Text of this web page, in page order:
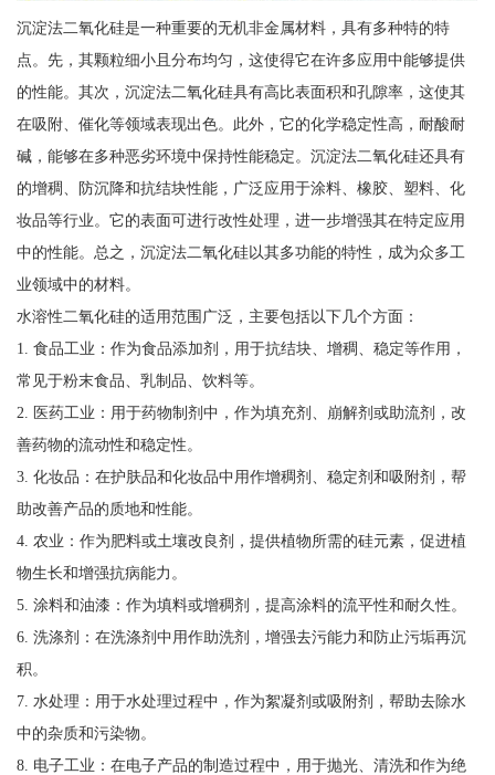
沉淀法二氧化硅是一种重要的无机非金属材料，具有多种特的特
点。先，其颗粒细小且分布均匀，这使得它在许多应用中能够提供
的性能。其次，沉淀法二氧化硅具有高比表面积和孔隙率，这使其
在吸附、催化等领域表现出色。此外，它的化学稳定性高，耐酸耐
碱，能够在多种恶劣环境中保持性能稳定。沉淀法二氧化硅还具有
的增稠、防沉降和抗结块性能，广泛应用于涂料、橡胶、塑料、化
妆品等行业。它的表面可进行改性处理，进一步增强其在特定应用
中的性能。总之，沉淀法二氧化硅以其多功能的特性，成为众多工
业领域中的材料。
水溶性二氧化硅的适用范围广泛，主要包括以下几个方面：
1. 食品工业：作为食品添加剂，用于抗结块、增稠、稳定等作用，
常见于粉末食品、乳制品、饮料等。
2. 医药工业：用于药物制剂中，作为填充剂、崩解剂或助流剂，改
善药物的流动性和稳定性。
3. 化妆品：在护肤品和化妆品中用作增稠剂、稳定剂和吸附剂，帮
助改善产品的质地和性能。
4. 农业：作为肥料或土壤改良剂，提供植物所需的硅元素，促进植
物生长和增强抗病能力。
5. 涂料和油漆：作为填料或增稠剂，提高涂料的流平性和耐久性。
6. 洗涤剂：在洗涤剂中用作助洗剂，增强去污能力和防止污垢再沉
积。
7. 水处理：用于水处理过程中，作为絮凝剂或吸附剂，帮助去除水
中的杂质和污染物。
8. 电子工业：在电子产品的制造过程中，用于抛光、清洗和作为绝